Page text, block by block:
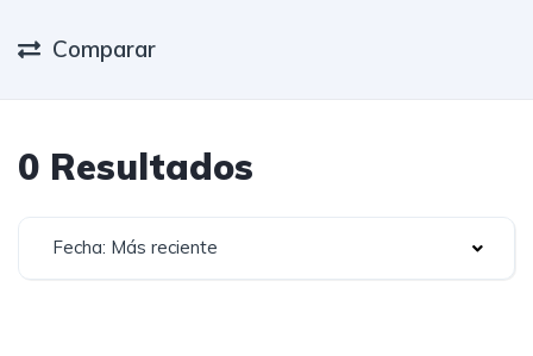
Comparar
0 Resultados
Fecha: Más reciente